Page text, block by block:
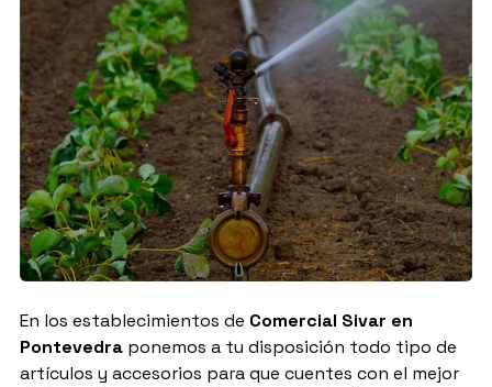
En los establecimientos de Comercial Sivar en
Pontevedra ponemos a tu disposición todo tipo de
artículos y accesorios para que cuentes con el mejor